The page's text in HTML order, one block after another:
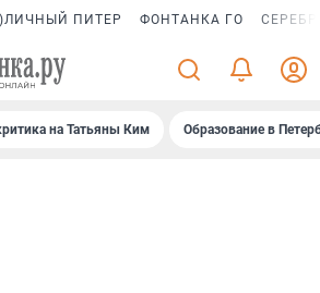
ПИТЕР ФОНТАНКА ГО
на Татьяны Ким Образование в